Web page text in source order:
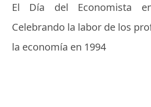
El Día del Economista
Celebrando la labor de los
la economía en 1994